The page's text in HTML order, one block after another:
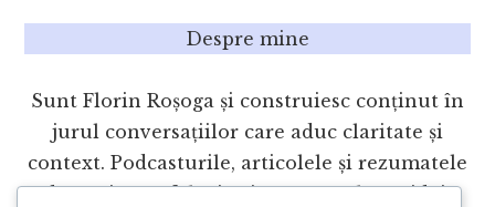
Despre mine
Sunt Florin Roșoga și construiesc conținut în
jurul conversațiilor care aduc claritate și
context. Podcasturile, articolele și rezumatele
de cărți sunt feluri prin care explorez idei,